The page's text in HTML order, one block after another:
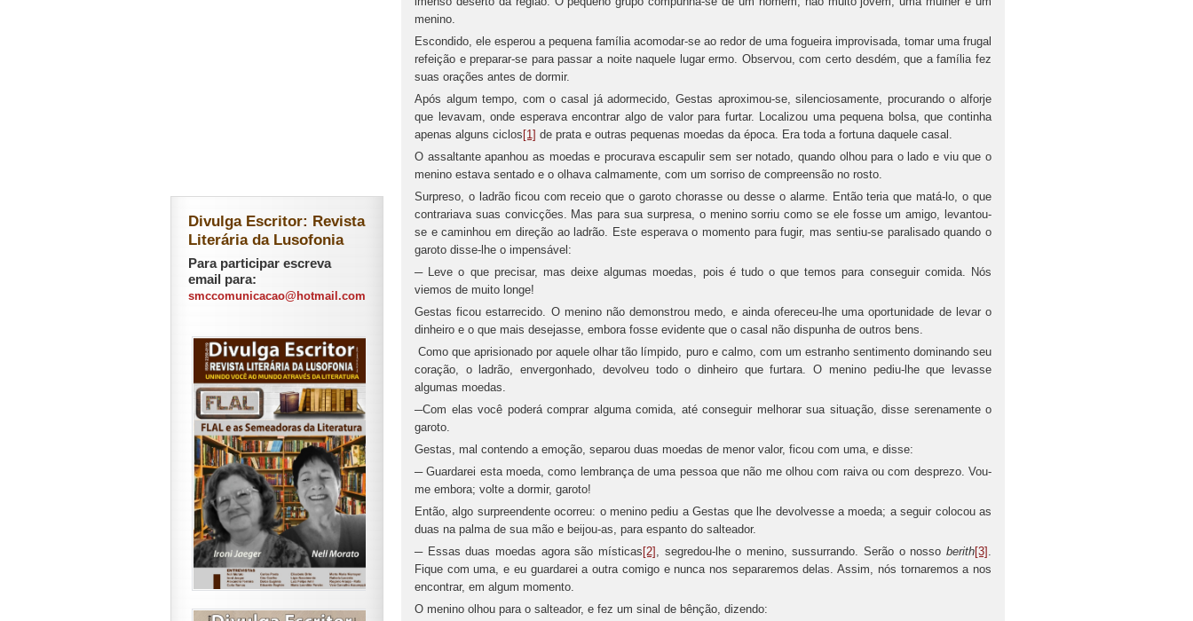
menino.
Escondido, ele esperou a pequena família acomodar-se ao redor de uma fogueira improvisada, tomar uma frugal
refeição e preparar-se para passar a noite naquele lugar ermo. Observou, com certo desdém, que a família fez
suas orações antes de dormir.
Após algum tempo, com o casal já adormecido, Gestas aproximou-se, silenciosamente, procurando o alforje
que levavam, onde esperava encontrar algo de valor para furtar. Localizou uma pequena bolsa, que continha
apenas alguns ciclos [1] de prata e outras pequenas moedas da época. Era toda a fortuna daquele casal.
O assaltante apanhou as moedas e procurava escapulir sem ser notado, quando olhou para o lado e viu que o
menino estava sentado e o olhava calmamente, com um sorriso de compreensão no rosto.
Surpreso, o ladrão ficou com receio que o garoto chorasse ou desse o alarme. Então teria que matá-lo, o que
contrariava suas convicções. Mas para sua surpresa, o menino sorriu como se ele fosse um amigo, levantou-
se e caminhou em direção ao ladrão. Este esperava o momento para fugir, mas sentiu-se paralisado quando o
garoto disse-lhe o impensável:
─ Leve o que precisar, mas deixe algumas moedas, pois é tudo o que temos para conseguir comida. Nós
viemos de muito longe!
Gestas ficou estarrecido. O menino não demonstrou medo, e ainda ofereceu-lhe uma oportunidade de levar o
dinheiro e o que mais desejasse, embora fosse evidente que o casal não dispunha de outros bens.
Como que aprisionado por aquele olhar tão límpido, puro e calmo, com um estranho sentimento dominando seu
coração, o ladrão, envergonhado, devolveu todo o dinheiro que furtara. O menino pediu-lhe que levasse
algumas moedas.
─Com elas você poderá comprar alguma comida, até conseguir melhorar sua situação, disse serenamente o
garoto.
Gestas, mal contendo a emoção, separou duas moedas de menor valor, ficou com uma, e disse:
─ Guardarei esta moeda, como lembrança de uma pessoa que não me olhou com raiva ou com desprezo. Vou-
me embora; volte a dormir, garoto!
Então, algo surpreendente ocorreu: o menino pediu a Gestas que lhe devolvesse a moeda; a seguir colocou as
duas na palma de sua mão e beijou-as, para espanto do salteador.
─ Essas duas moedas agora são místicas [2] , segredou-lhe o menino, sussurrando. Serão o nossoberith[3] .
Fique com uma, e eu guardarei a outra comigo e nunca nos separaremos delas. Assim, nós tornaremos a nos
encontrar, em algum momento.
O menino olhou para o salteador, e fez um sinal de bênção, dizendo:
Divulga Escritor: Revista
Literária da Lusofonia
Para participar escreva
email para:
smccomunicacao@hotmail.com